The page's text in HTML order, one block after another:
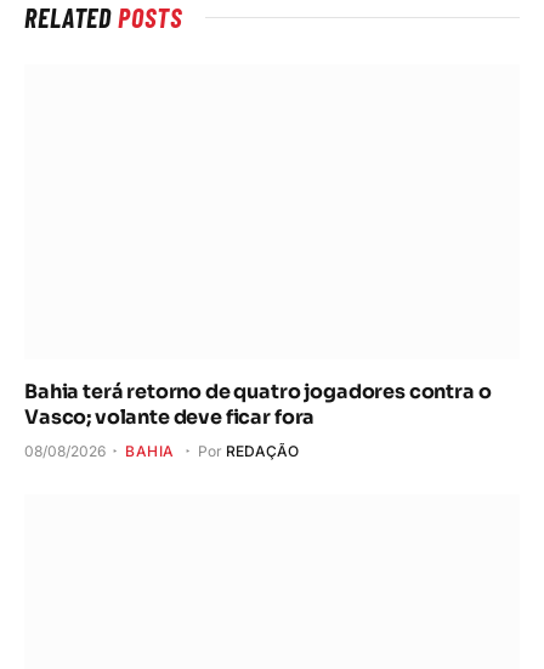
RELATEDPOSTS
Bahia terá retorno de quatro jogadores contra o
Vasco; volante deve ficar fora
08/08/2026 BAHIA Por REDAÇÃO